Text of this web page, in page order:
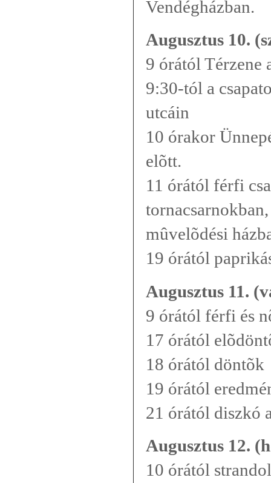
Vendégházban.
Augusztus 10.
9 órától Térzene
9:30-tól a
utcáin
10 órakor
elõtt.
11 órától férfi
mûvelõdési
19 órától
Augusztus 11.
9 órától férfi és
17 órától
18 órától döntõk
19 órától
21 órától diszkó
Augusztus 12.
10 órától